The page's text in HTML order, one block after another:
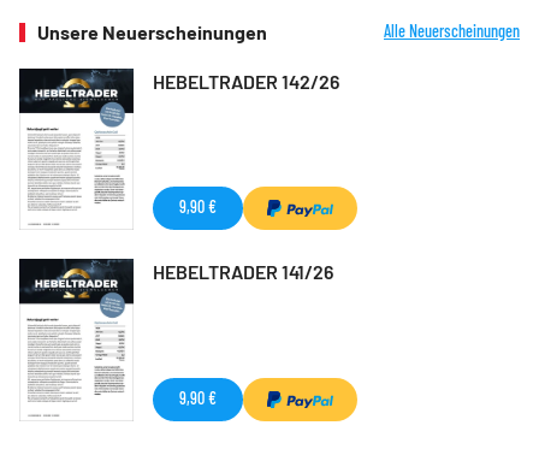
Unsere Neuerscheinungen Alle Neuerscheinungen
HEBELTRADER 142/26
9,90 €
HEBELTRADER 141/26
9,90 €